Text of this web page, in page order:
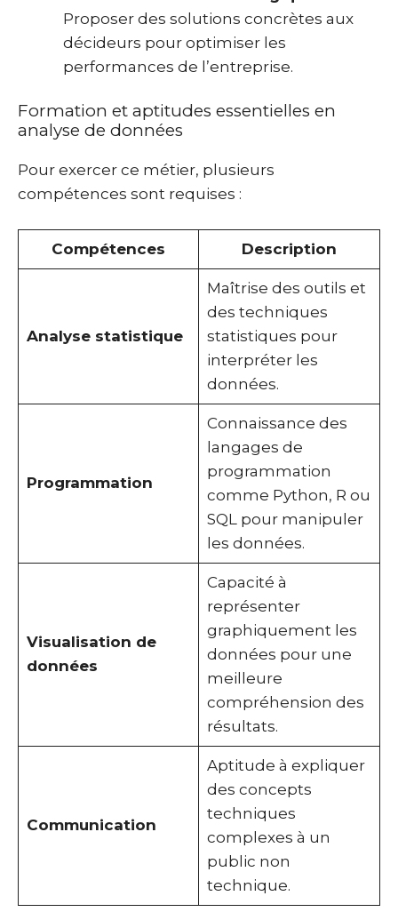
Proposer des solutions concrètes aux
décideurs pour optimiser les
performances de l’entreprise.
Formation et aptitudes essentielles en
analyse de données
Pour exercer ce métier, plusieurs
compétences sont requises :
Compétences Description
Analyse statistique
Maîtrise des outils et
des techniques
statistiques pour
interpréter les
données.
Programmation
Connaissance des
langages de
programmation
comme Python, R ou
SQL pour manipuler
les données.
Visualisation de
données
Capacité à
représenter
graphiquement les
données pour une
meilleure
compréhension des
résultats.
Communication
Aptitude à expliquer
des concepts
techniques
complexes à un
public non
technique.